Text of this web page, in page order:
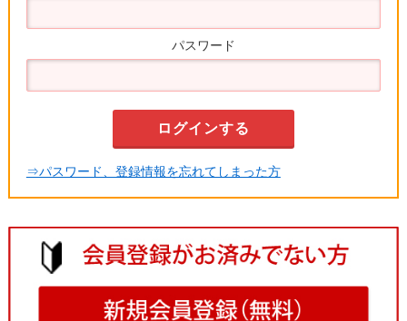
パスワード
⇒パスワード、登録情報を忘れてしまった方